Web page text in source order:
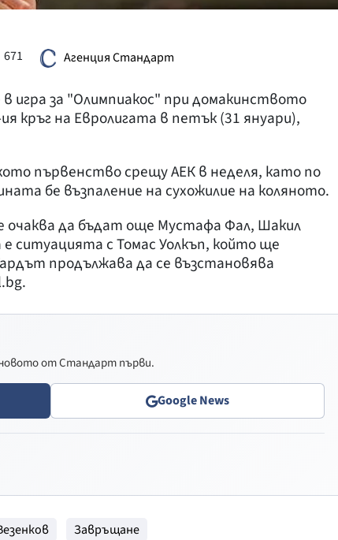
671 Агенция Стандарт
игра за "Олимпиакос" при домакинството
кръг на Евролигата в петък (31 януари),
първенство срещу АЕК в неделя, като по
бе възпаление на сухожилие на коляното.
очаква да бъдат още Мустафа Фал, Шакил
ситуацията с Томас Уолкъп, който ще
продължава да се възстановява
от Стандарт първи.
Google News
Завръщане